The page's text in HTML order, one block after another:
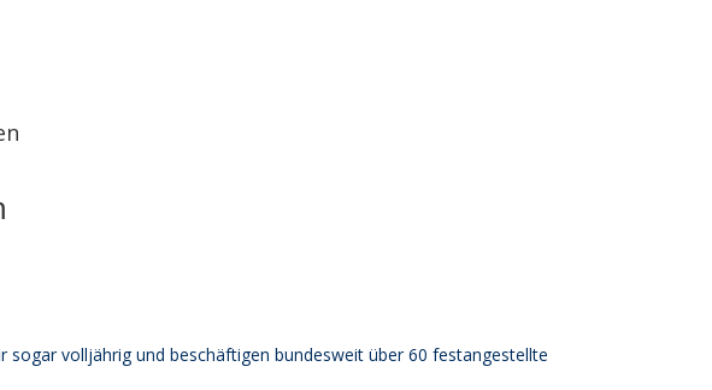
volljährig und beschäftigen bundesweit über 60 festangestellte